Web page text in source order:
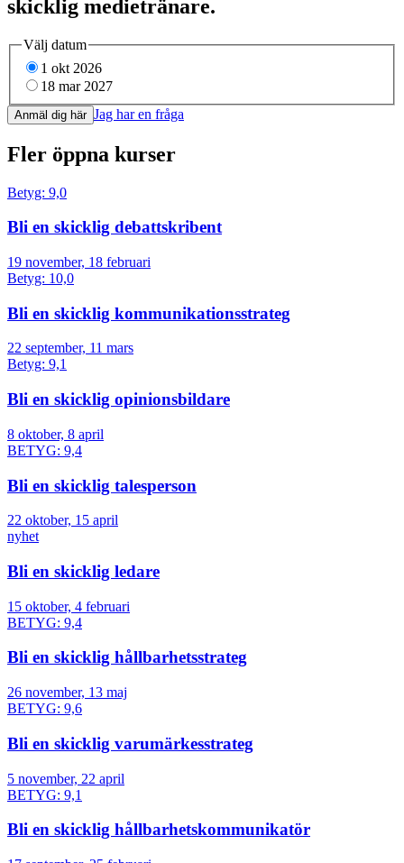
skicklig medietränare.
Välj datum
1 okt 2026
18 mar 2027
Anmäl dig här Jag har en fråga
Fler öppna kurser
Betyg: 9,0
Bli en skicklig debattskribent
19 november, 18 februari
Betyg: 10,0
Bli en skicklig kommunikations­strateg
22 september, 11 mars
Betyg: 9,1
Bli en skicklig opinionsbildare
8 oktober, 8 april
BETYG: 9,4
Bli en skicklig talesperson
22 oktober, 15 april
nyhet
Bli en skicklig ledare
15 oktober, 4 februari
BETYG: 9,4
Bli en skicklig hållbarhetsstrateg
26 november, 13 maj
BETYG: 9,6
Bli en skicklig varumärkesstrateg
5 november, 22 april
BETYG: 9,1
Bli en skicklig hållbarhets­kommunikatör